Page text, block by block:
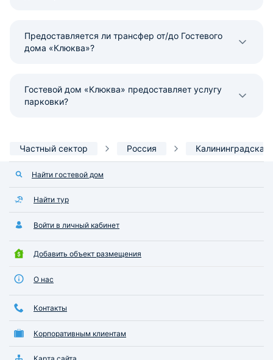
Предоставляется ли трансфер от/до Гостевого
дома «Клюква»?
Гостевой дом «Клюква» предоставляет услугу
парковки?
Частный сектор Россия Калининградская
Найти гостевой дом
Найти тур
Войти в личный кабинет
Добавить объект размещения
О нас
Контакты
Корпоративным клиентам